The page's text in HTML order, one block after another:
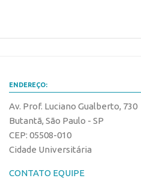
Buscar Anterioridade
Como solicitar
VPI – Vocação para Inovação
Patrimônio Genético
ENDEREÇO:
Av. Prof. Luciano Gualberto, 730
Butantã, São Paulo - SP
CEP: 05508-010
Cidade Universitária
CONTATO EQUIPE